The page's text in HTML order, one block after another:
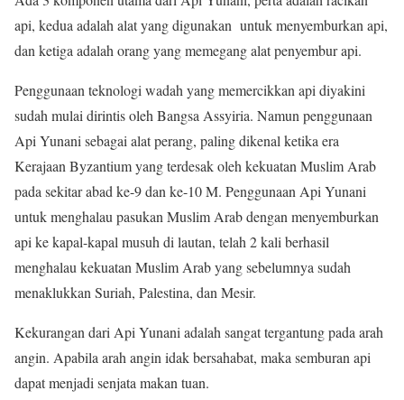
api, kedua adalah alat yang digunakan untuk menyemburkan api,
dan ketiga adalah orang yang memegang alat penyembur api.
Penggunaan teknologi wadah yang memercikkan api diyakini
sudah mulai dirintis oleh Bangsa Assyiria. Namun penggunaan
Api Yunani sebagai alat perang, paling dikenal ketika era
Kerajaan Byzantium yang terdesak oleh kekuatan Muslim Arab
pada sekitar abad ke-9 dan ke-10 M. Penggunaan Api Yunani
untuk menghalau pasukan Muslim Arab dengan menyemburkan
api ke kapal-kapal musuh di lautan, telah 2 kali berhasil
menghalau kekuatan Muslim Arab yang sebelumnya sudah
menaklukkan Suriah, Palestina, dan Mesir.
Kekurangan dari Api Yunani adalah sangat tergantung pada arah
angin. Apabila arah angin idak bersahabat, maka semburan api
dapat menjadi senjata makan tuan.